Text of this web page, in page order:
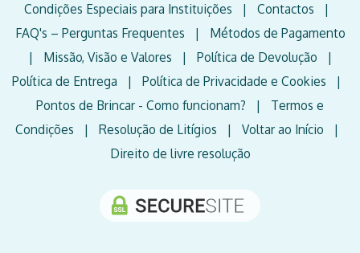
Condições Especiais para Instituições | Contactos |
FAQ's – Perguntas Frequentes | Métodos de Pagamento
| Missão, Visão e Valores | Política de Devolução |
Política de Entrega | Política de Privacidade e Cookies |
Pontos de Brincar - Como funcionam? | Termos e
Condições | Resolução de Litígios | Voltar ao Início |
Direito de livre resolução